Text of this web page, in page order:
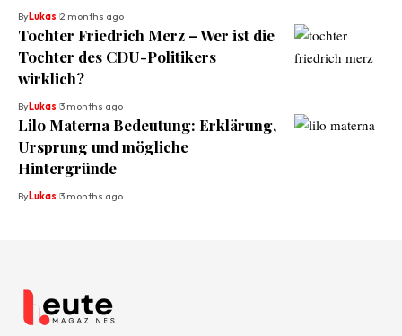
ByLukas 2 months ago
Tochter Friedrich Merz – Wer ist die
Tochter des CDU-Politikers
wirklich?
ByLukas 3 months ago
Lilo Materna Bedeutung: Erklärung,
Ursprung und mögliche
Hintergründe
ByLukas 3 months ago